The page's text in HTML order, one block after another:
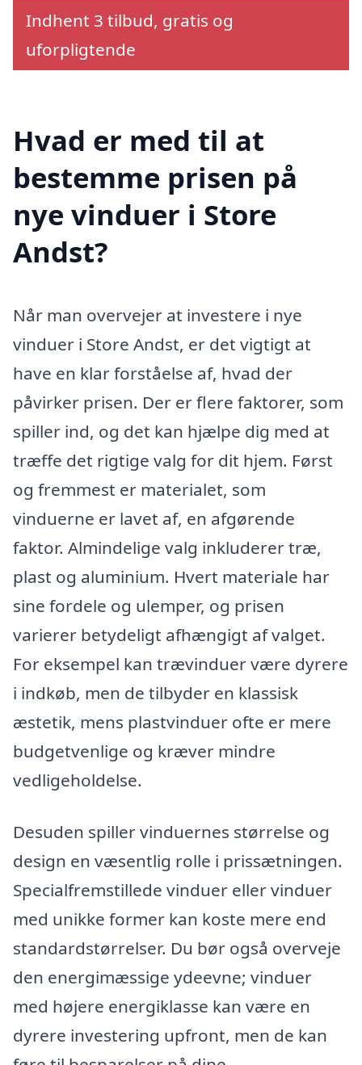
Indhent 3 tilbud, gratis og
uforpligtende
Hvad er med til at
bestemme prisen på
nye vinduer i Store
Andst?
Når man overvejer at investere i nye
vinduer i Store Andst, er det vigtigt at
have en klar forståelse af, hvad der
påvirker prisen. Der er flere faktorer, som
spiller ind, og det kan hjælpe dig med at
træffe det rigtige valg for dit hjem. Først
og fremmest er materialet, som
vinduerne er lavet af, en afgørende
faktor. Almindelige valg inkluderer træ,
plast og aluminium. Hvert materiale har
sine fordele og ulemper, og prisen
varierer betydeligt afhængigt af valget.
For eksempel kan trævinduer være dyrere
i indkøb, men de tilbyder en klassisk
æstetik, mens plastvinduer ofte er mere
budgetvenlige og kræver mindre
vedligeholdelse.
Desuden spiller vinduernes størrelse og
design en væsentlig rolle i prissætningen.
Specialfremstillede vinduer eller vinduer
med unikke former kan koste mere end
standardstørrelser. Du bør også overveje
den energimæssige ydeevne; vinduer
med højere energiklasse kan være en
dyrere investering upfront, men de kan